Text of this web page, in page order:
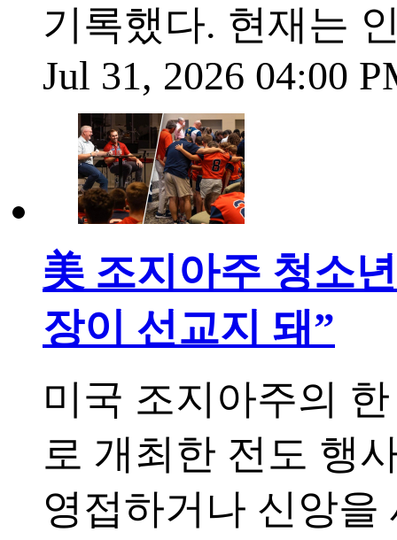
기록했다. 현재는
Jul 31, 2026 04:00
美 조지아주 청소
장이 선교지 돼”
미국 조지아주의
로 개최한 전도 행
영접하거나 신앙